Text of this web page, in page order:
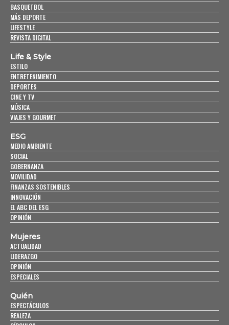
BASQUETBOL
MÁS DEPORTE
LIFESTYLE
REVISTA DIGITAL
Life & Style
ESTILO
ENTRETENIMIENTO
DEPORTES
CINE Y TV
MÚSICA
VIAJES Y GOURMET
ESG
MEDIO AMBIENTE
SOCIAL
GOBERNANZA
MOVILIDAD
FINANZAS SOSTENIBLES
INNOVACIÓN
EL ABC DEL ESG
OPINIÓN
Mujeres
ACTUALIDAD
LIDERAZGO
OPINIÓN
ESPECIALES
Quién
ESPECTÁCULOS
REALEZA